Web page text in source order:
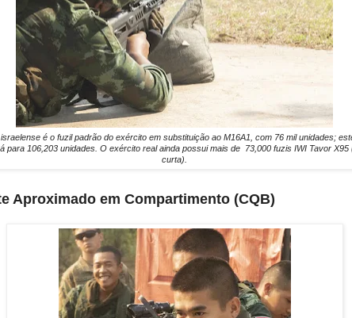
é o fuzil padrão do exército em substituição ao M16A1, com 76 mil unidades;
para 106,203 unidades. O exército real ainda possui mais de 73,000 fuzis IWI Tavor X95
curta).
Aproximado em Compartimento (CQB)